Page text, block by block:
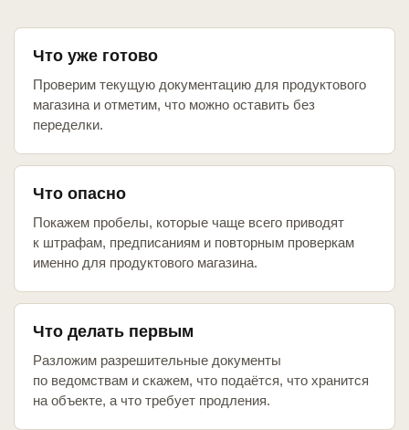
Что уже готово
Проверим текущую документацию для продуктового
магазина и отметим, что можно оставить без
переделки.
Что опасно
Покажем пробелы, которые чаще всего приводят
к штрафам, предписаниям и повторным проверкам
именно для продуктового магазина.
Что делать первым
Разложим разрешительные документы
по ведомствам и скажем, что подаётся, что хранится
на объекте, а что требует продления.